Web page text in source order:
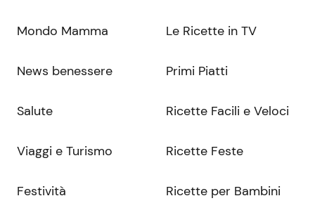
Mondo Mamma
News benessere
Salute
Viaggi e Turismo
Festività
Le Ricette in TV
Primi Piatti
Ricette Facili e Veloci
Ricette Feste
Ricette per Bambini